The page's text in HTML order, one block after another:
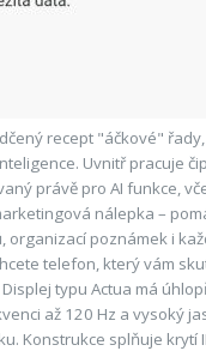
recept "áčkové"
Uvnitř pracuje
právě pro AI funkce,
nálepka –
organizací poznámek i
telefon, který vám
typu Actua má
až 120 Hz a vysoký
Konstrukce splňuje krytí